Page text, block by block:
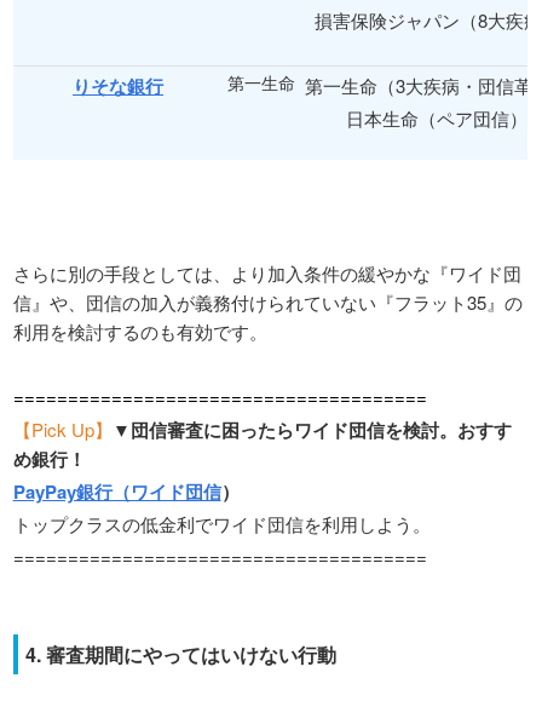
損害保険ジャパン（8大疾
りそな銀行 第一生命 第一生命（3大疾病・団信革
日本生命（ペア団信）
さらに別の手段としては、より加入条件の緩やかな『ワイド団
信』や、団信の加入が義務付けられていない『フラット35』の
利用を検討するのも有効です。
======================================
【Pick Up】 ▼団信審査に困ったらワイド団信を検討。おすす
め銀行！
PayPay銀行（ワイド団信）
トップクラスの低金利でワイド団信を利用しよう。
======================================
4. 審査期間にやってはいけない行動